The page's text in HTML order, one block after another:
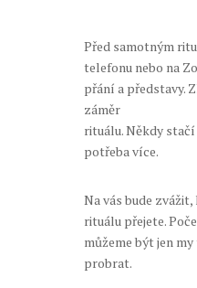
Před samotným
telefonu nebo na
přání a představy.
záměr
rituálu. Někdy
potřeba více.
Na vás bude
rituálu přejete.
můžeme být jen
probrat.